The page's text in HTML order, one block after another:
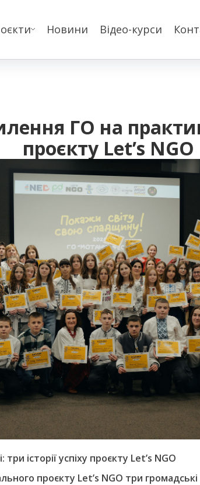
Новини Відео-курси
ГО на
проєкту Let’s NGO
історії успіху проєкту Let’s NGO
проєкту Let’s NGO три